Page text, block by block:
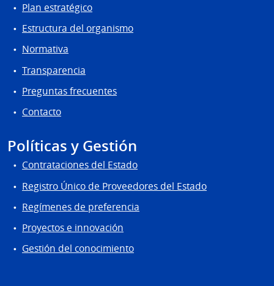
Plan estratégico
Estructura del organismo
Normativa
Transparencia
Preguntas frecuentes
Contacto
Políticas y Gestión
Contrataciones del Estado
Registro Único de Proveedores del Estado
Regímenes de preferencia
Proyectos e innovación
Gestión del conocimiento